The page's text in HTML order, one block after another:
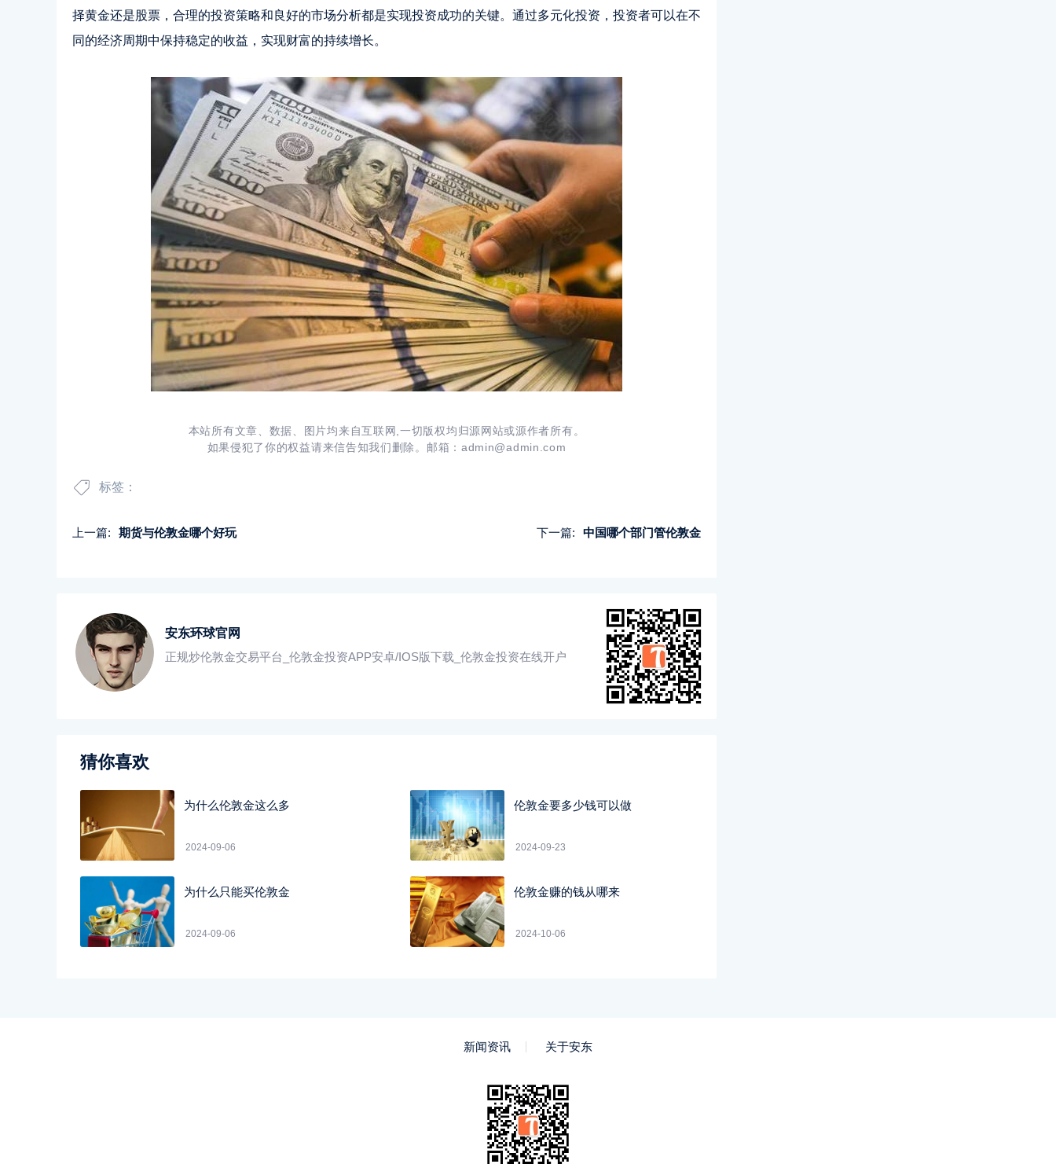
择黄金还是股票，合理的投资策略和良好的市场分析都是实现投资成功的关键。通过多元化投资，投资者可以在不
同的经济周期中保持稳定的收益，实现财富的持续增长。
本站所有文章、数据、图片均来自互联网,一切版权均归源网站或源作者所有。
如果侵犯了你的权益请来信告知我们删除。邮箱：admin@admin.com
标签：
上一篇: 期货与伦敦金哪个好玩 下一篇: 中国哪个部门管伦敦金
安东环球官网
正规炒伦敦金交易平台_伦敦金投资APP安卓/IOS版下载_伦敦金投资在线开户
猜你喜欢
为什么伦敦金这么多
2024-09-06
伦敦金要多少钱可以做
2024-09-23
为什么只能买伦敦金
2024-09-06
伦敦金赚的钱从哪来
2024-10-06
新闻资讯 关于安东